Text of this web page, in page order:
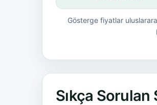
Gösterge fiyatlar
Sıkça Sorulan